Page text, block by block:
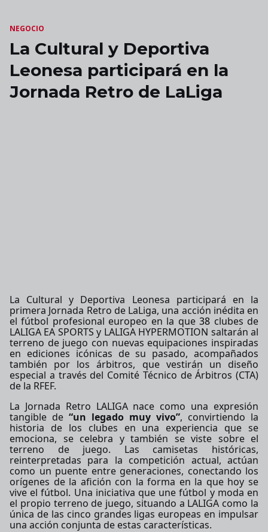
NEGOCIO
La Cultural y Deportiva
Leonesa participará en la
Jornada Retro de LaLiga
La Cultural y Deportiva Leonesa participará en la
primera Jornada Retro de LaLiga, una acción inédita en
el fútbol profesional europeo en la que38 clubes de
LALIGA EA SPORTS y LALIGA HYPERMOTION saltarán al
terreno de juego con nuevas equipaciones inspiradas
en ediciones icónicas de su pasado, acompañados
también por los árbitros, que vestirán un diseño
especial a través del Comité Técnico de Árbitros (CTA)
de la RFEF.
La Jornada Retro LALIGA nace como una expresión
tangible de “un legado muy vivo”, convirtiendo la
historia de los clubes en una experiencia que se
emociona, se celebra y también se viste sobre el
terreno de juego. Las camisetas históricas,
reinterpretadas para la competición actual, actúan
como un puente entre generaciones, conectando los
orígenes de la afición con la forma en la que hoy se
vive el fútbol. Una iniciativa que une fútbol y moda en
el propio terreno de juego, situando a LALIGA como la
única de las cinco grandes ligas europeas en impulsar
una acción conjunta de estas características.